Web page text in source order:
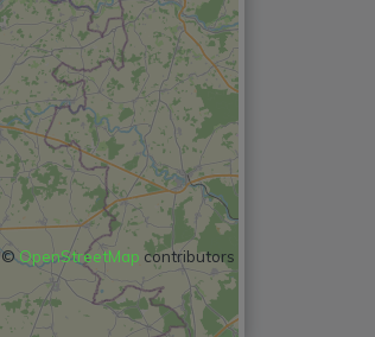
©OpenStreetMap contributors